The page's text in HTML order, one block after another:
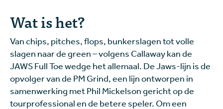
Wat is het?
Van chips, pitches, flops, bunkerslagen tot volle
slagen naar de green – volgens Callaway kan de
JAWS Full Toe wedge het allemaal. De Jaws-lijn is de
opvolger van de PM Grind, een lijn ontworpen in
samenwerking met Phil Mickelson gericht op de
tourprofessional en de betere speler. Om een